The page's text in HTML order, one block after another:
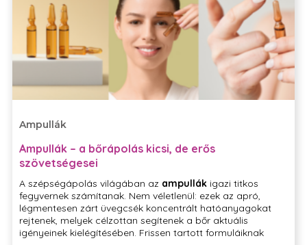
Ampullák
Ampullák – a bőrápolás kicsi, de erős
szövetségesei
A szépségápolás világában az ampullákigazi titkos
fegyvernek számítanak. Nem véletlenül: ezek az apró,
légmentesen zárt üvegcsék koncentrált hatóanyagokat
rejtenek, melyek célzottan segítenek a bőr aktuális
igényeinek kielégítésében. Frissen tartott formuláiknak